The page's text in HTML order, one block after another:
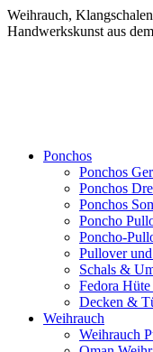
Weihrauch,
Handwerkskunst aus
Ponchos
Ponchos
Ponchos
Ponchos
Poncho
Poncho-
Pullover
Schals &
Fedora
Decken &
Weihrauch
Weihrauch